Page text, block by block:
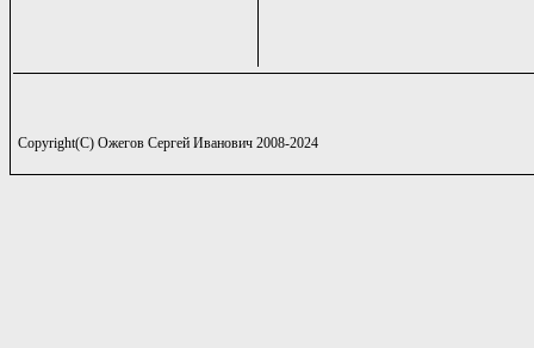
Copyright(C) Ожегов Сергей Иванович 2008-2024